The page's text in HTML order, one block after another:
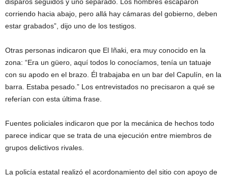
disparos seguidos y uno separado. Los hombres escaparon
corriendo hacia abajo, pero allá hay cámaras del gobierno, deben
estar grabados”, dijo uno de los testigos.
Otras personas indicaron que El Iñaki, era muy conocido en la
zona: “Era un güero, aquí todos lo conocíamos, tenía un tatuaje
con su apodo en el brazo. Él trabajaba en un bar del Capulín, en la
barra. Estaba pesado.” Los entrevistados no precisaron a qué se
referían con esta última frase.
Fuentes policiales indicaron que por la mecánica de hechos todo
parece indicar que se trata de una ejecución entre miembros de
grupos delictivos rivales.
La policía estatal realizó el acordonamiento del sitio con apoyo de